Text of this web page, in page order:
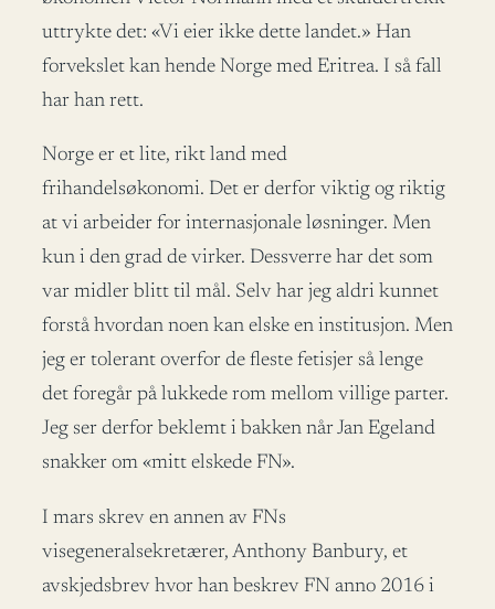
uttrykte det: «Vi eier ikke dette landet.» Han
forvekslet kan hende Norge med Eritrea. I så fall
har han rett.
Norge er et lite, rikt land med
frihandelsøkonomi. Det er derfor viktig og riktig
at vi arbeider for internasjonale løsninger. Men
kun i den grad de virker. Dessverre har det som
var midler blitt til mål. Selv har jeg aldri kunnet
forstå hvordan noen kan elske en institusjon. Men
jeg er tolerant overfor de fleste fetisjer så lenge
det foregår på lukkede rom mellom villige parter.
Jeg ser derfor beklemt i bakken når Jan Egeland
snakker om «mitt elskede FN».
I mars skrev en annen av FNs
visegeneralsekretærer, Anthony Banbury, et
avskjedsbrev hvor han beskrev FN anno 2016 i